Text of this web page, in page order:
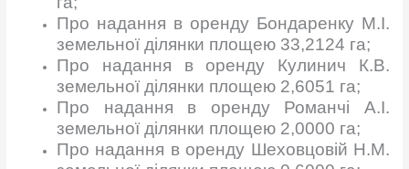
Про надання в оренду Бондаренку М.І.
земельної ділянки площею 33,2124 га;
Про надання в оренду Кулинич К.В.
земельної ділянки площею 2,6051 га;
Про надання в оренду Романчі А.І.
земельної ділянки площею 2,0000 га;
Про надання в оренду Шеховцовій Н.М.